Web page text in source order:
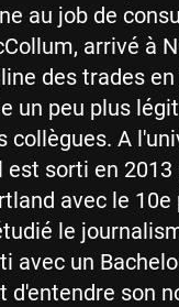
au job de
arrivé à
des trades
un peu plus
collègues. A
est sorti en
avec le 10e
le
avec un
d'entendre son